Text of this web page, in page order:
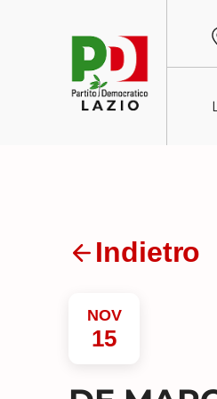
Indietro
NOV
15